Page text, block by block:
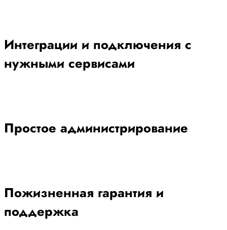
Интеграции и подключения с
нужными сервисами
Простое администрирование
Пожизненная гарантия и
поддержка